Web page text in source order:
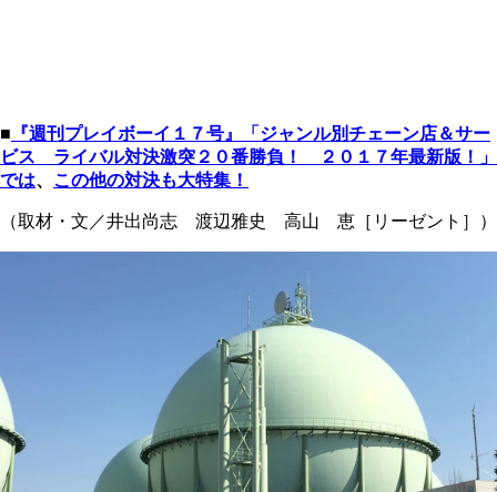
■ 『週刊プレイボーイ１７号』「ジャンル別チェーン店＆サー
ビス ライバル対決激突２０番勝負！ ２０１７年最新版！」
では、 この他の対決も大特集！
（取材・文／井出尚志 渡辺雅史 高山 恵［リーゼント］）